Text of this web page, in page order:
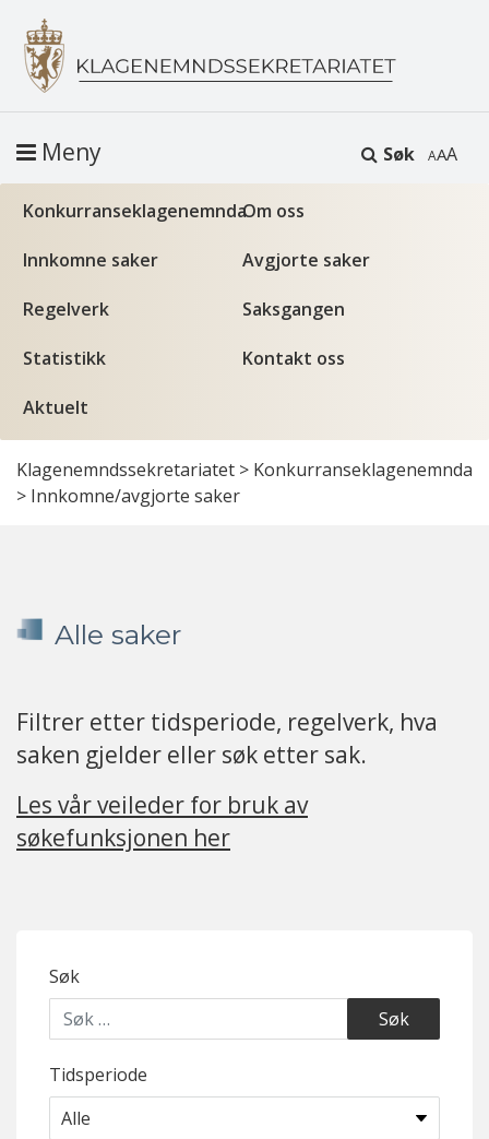
Søk A
Meny
KonkurranseklagenemndaOm oss
Innkomne saker Avgjorte saker
Regelverk Saksgangen
Statistikk Kontakt oss
Aktuelt
Klagenemndssekretariatet > Konkurranseklagenemnda
> Innkomne/avgjorte saker
Alle saker
Filtrer etter tidsperiode, regelverk, hva
saken gjelder eller søk etter sak.
Les vår veileder for bruk av
søkefunksjonen her
Søk
Tidsperiode